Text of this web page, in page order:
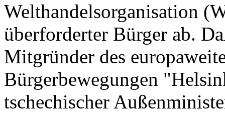
Welthandelsorganisation
überforderter Bürger ab.
Mitgründer des
Bürgerbewegungen
tschechischer